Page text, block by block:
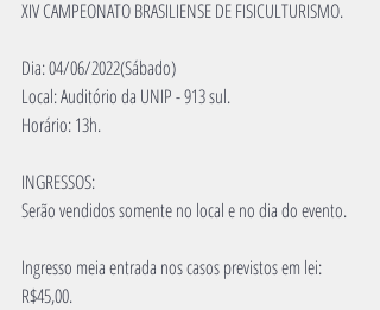
XIV CAMPEONATO BRASILIENSE DE FISICULTURISMO.
Dia: 04/06/2022(Sábado)
Local: Auditório da UNIP - 913 sul.
Horário: 13h.
INGRESSOS:
Serão vendidos somente no local e no dia do evento.
Ingresso meia entrada nos casos previstos em lei:
R$45,00.